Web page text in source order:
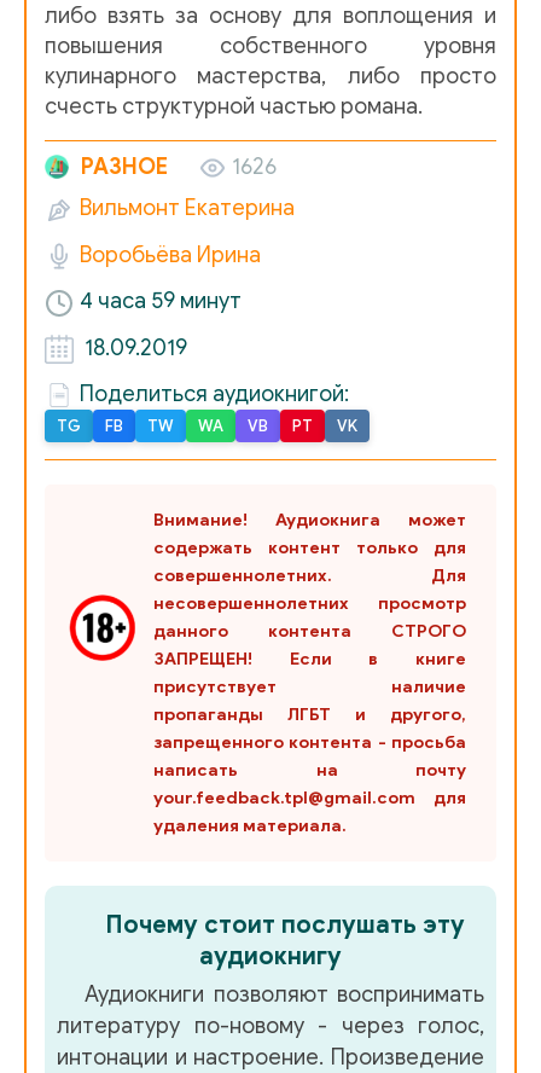
Deti_Galaktiki_26
Deti_Galaktiki_27
Deti_Galaktiki_28
Deti_Galaktiki_30
Deti_Galaktiki_31
Deti_Galaktiki_32
Deti_Galaktiki_33
Deti_Galaktiki_35
Deti_Galaktiki_37
Deti_Galaktiki_38
Deti_Galaktiki_39
Deti_Galaktiki_40
Deti_Galaktiki_41
Deti_Galaktiki_43
Deti_Galaktiki_46
Deti_Galaktiki_47
Deti_Galaktiki_48
либо взять за основу для воплощения и
повышения собственного уровня
кулинарного мастерства, либо просто
счесть структурной частью романа.
РАЗНОЕ
1626
Вильмонт Екатерина
Воробьёва Ирина
4 часа 59 минут
18.09.2019
Поделиться аудиокнигой:
TG FB TW WA VB PT VK
Внимание! Аудиокнига может
содержать контент только для
совершеннолетних. Для
несовершеннолетних просмотр
данного контента СТРОГО
ЗАПРЕЩЕН! Если в книге
присутствует наличие
пропаганды ЛГБТ и другого,
запрещенного контента - просьба
написать на почту
your.feedback.tpl@gmail.com для
удаления материала.
Почему стоит послушать эту
аудиокнигу
Аудиокниги позволяют воспринимать
литературу по-новому - через голос,
интонации и настроение. Произведение